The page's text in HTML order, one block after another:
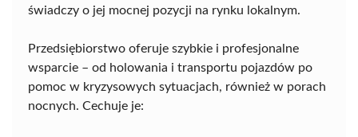
świadczy o jej mocnej pozycji na rynku lokalnym.
Przedsiębiorstwo oferuje szybkie i profesjonalne
wsparcie – od holowania i transportu pojazdów po
pomoc w kryzysowych sytuacjach, również w porach
nocnych. Cechuje je: